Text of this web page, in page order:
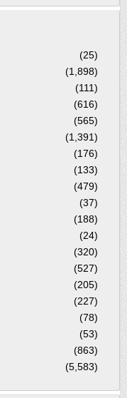
(25)
(1,898)
(111)
(616)
(565)
(1,391)
(176)
(133)
(479)
(37)
(188)
(24)
(320)
(527)
(205)
(227)
(78)
(53)
(863)
(5,583)